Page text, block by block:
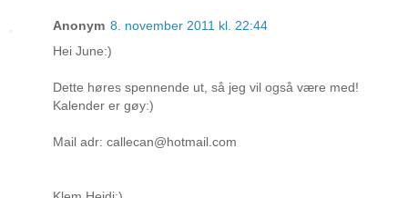
Anonym 8. november 2011 kl. 22:44
Hei June:)
Dette høres spennende ut, så jeg vil også være med!
Kalender er gøy:)
Mail adr: callecan@hotmail.com